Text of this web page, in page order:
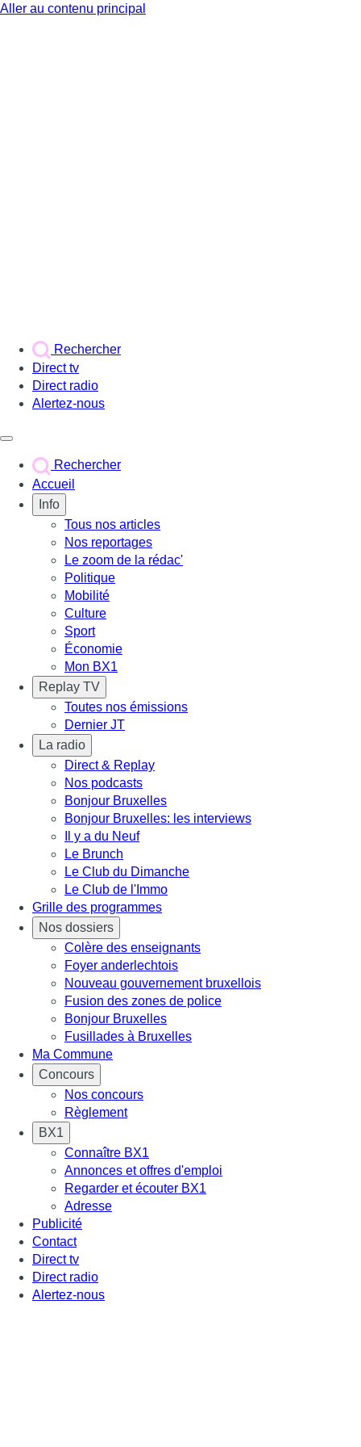
Aller au contenu principal
Rechercher
Direct tv
Direct radio
Alertez-nous
Rechercher
Accueil
Info
Tous nos articles
Nos reportages
Le zoom de la rédac'
Politique
Mobilité
Culture
Sport
Économie
Mon BX1
Replay TV
Toutes nos émissions
Dernier JT
La radio
Direct & Replay
Nos podcasts
Bonjour Bruxelles
Bonjour Bruxelles: les interviews
Il y a du Neuf
Le Brunch
Le Club du Dimanche
Le Club de l'Immo
Grille des programmes
Nos dossiers
Colère des enseignants
Foyer anderlechtois
Nouveau gouvernement bruxellois
Fusion des zones de police
Bonjour Bruxelles
Fusillades à Bruxelles
Ma Commune
Concours
Nos concours
Règlement
BX1
Connaître BX1
Annonces et offres d'emploi
Regarder et écouter BX1
Adresse
Publicité
Contact
Direct tv
Direct radio
Alertez-nous